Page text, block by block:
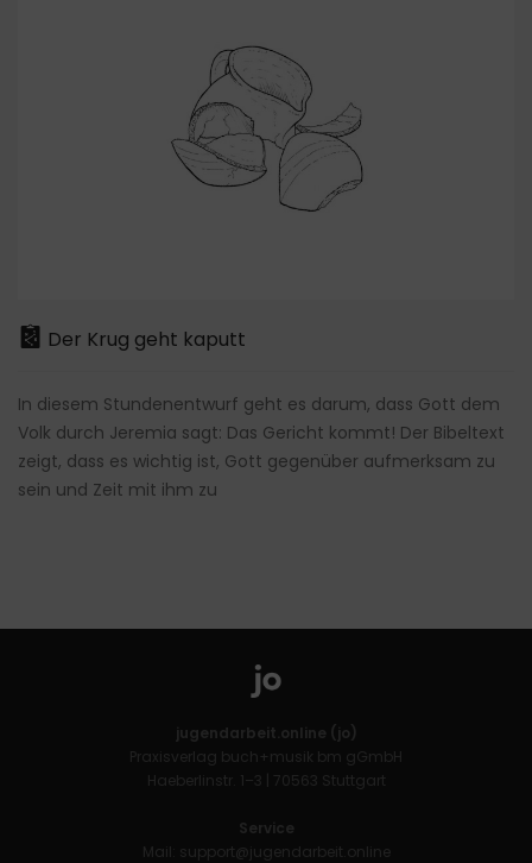
Der Krug geht kaputt
In diesem Stundenentwurf geht es darum, dass Gott dem
Volk durch Jeremia sagt: Das Gericht kommt! Der Bibeltext
zeigt, dass es wichtig ist, Gott gegenüber aufmerksam zu
sein und Zeit mit ihm zu
jugendarbeit.online (jo)
Praxisverlag buch+musik bm gGmbH
Haeberlinstr. 1–3 | 70563 Stuttgart
Service
Mail: support@jugendarbeit.online